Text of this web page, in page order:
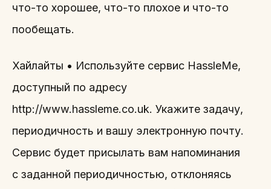
что-то хорошее, что-то плохое и что-то
пообещать.
Хайлайты • Используйте сервис HassleMe,
доступный по адресу
http://www.hassleme.co.uk. Укажите задачу,
периодичность и вашу электронную почту.
Сервис будет присылать вам напоминания
с заданной периодичностью, отклоняясь